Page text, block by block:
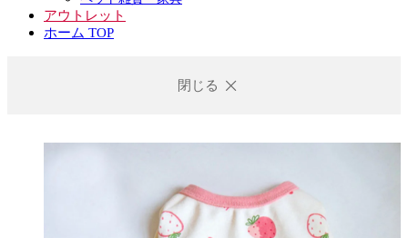
アウトレット
ホーム TOP
閉じる